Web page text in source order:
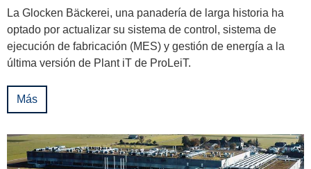
La Glocken Bäckerei, una panadería de larga historia ha
optado por actualizar su sistema de control, sistema de
ejecución de fabricación (MES) y gestión de energía a la
última versión de Plant iT de ProLeiT.
Más